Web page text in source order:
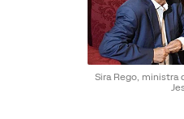
Sira Rego, ministra